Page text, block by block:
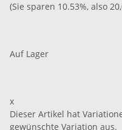
(Sie sparen 10.53%, also
Auf Lager
x
Dieser Artikel hat
gewünschte Variation aus.